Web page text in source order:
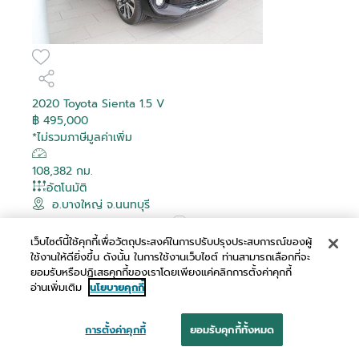
2020 Toyota Sienta 1.5 V
฿ 495,000
*ไม่รวมภาษีมูลค่าเพิ่ม
108,382 กม.
อัตโนมัติ
อ.บางใหญ่ จ.นนทบุรี
เปรียบเทียบ
ผ่อนเริ่มต้น
฿ 9,739 /เดือน
เว็บไซต์นี้ใช้คุกกี้เพื่อวัตถุประสงค์ในการปรับปรุงประสบการณ์ของผู้
ใช้งานให้ดียิ่งขึ้น ดังนั้น ในการใช้งานเว็บไซต์ ท่านสามารถเลือกที่จะ
ยอมรับหรือปฏิเสธคุกกี้ของเราโดยเพียงแค่คลิกการตั้งค่าคุกกี้
อ่านเพิ่มเติม นโยบายคุกกี้
การตั้งค่าคุกกี้ ยอมรับคุกกี้ทั้งหมด